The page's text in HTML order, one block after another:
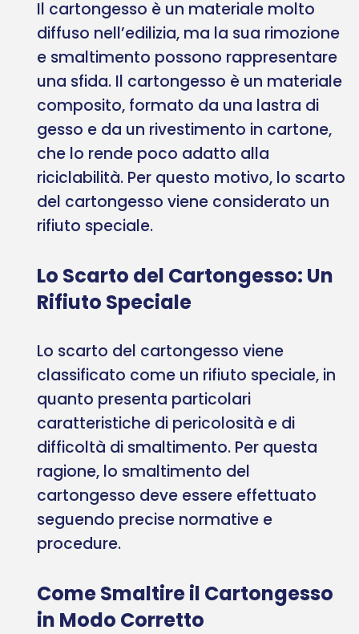
Il cartongesso è un materiale molto
diffuso nell’edilizia, ma la sua rimozione
e smaltimento possono rappresentare
una sfida. Il cartongesso è un materiale
composito, formato da una lastra di
gesso e da un rivestimento in cartone,
che lo rende poco adatto alla
riciclabilità. Per questo motivo, lo scarto
del cartongesso viene considerato un
rifiuto speciale.
Lo Scarto del Cartongesso: Un
Rifiuto Speciale
Lo scarto del cartongesso viene
classificato come un rifiuto speciale, in
quanto presenta particolari
caratteristiche di pericolosità e di
difficoltà di smaltimento. Per questa
ragione, lo smaltimento del
cartongesso deve essere effettuato
seguendo precise normative e
procedure.
Come Smaltire il Cartongesso
in Modo Corretto